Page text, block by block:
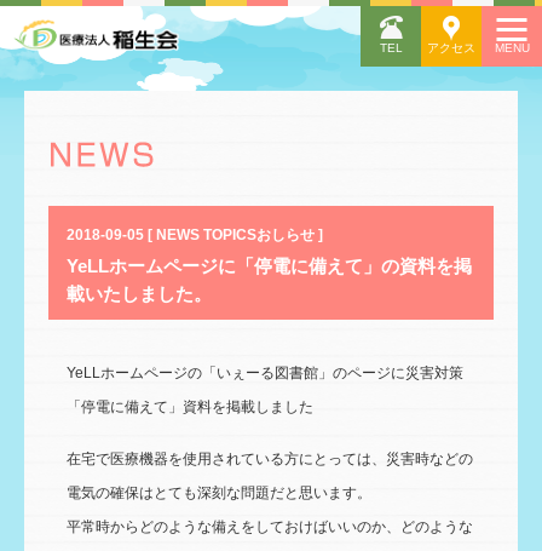
2018-09-05 [ NEWS TOPICSおしらせ ]
YeLLホームページに「停電に備えて」の資料を掲
載いたしました。
YeLLホームページの「いぇーる図書館」のページに災害対策
「停電に備えて」資料を掲載しました
在宅で医療機器を使用されている方にとっては、災害時などの
電気の確保はとても深刻な問題だと思います。
平常時からどのような備えをしておけばいいのか、どのような